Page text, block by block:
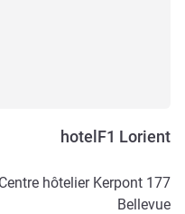
hotelF1 Lorient
Centre hôtelier Kerpont
Bellevue